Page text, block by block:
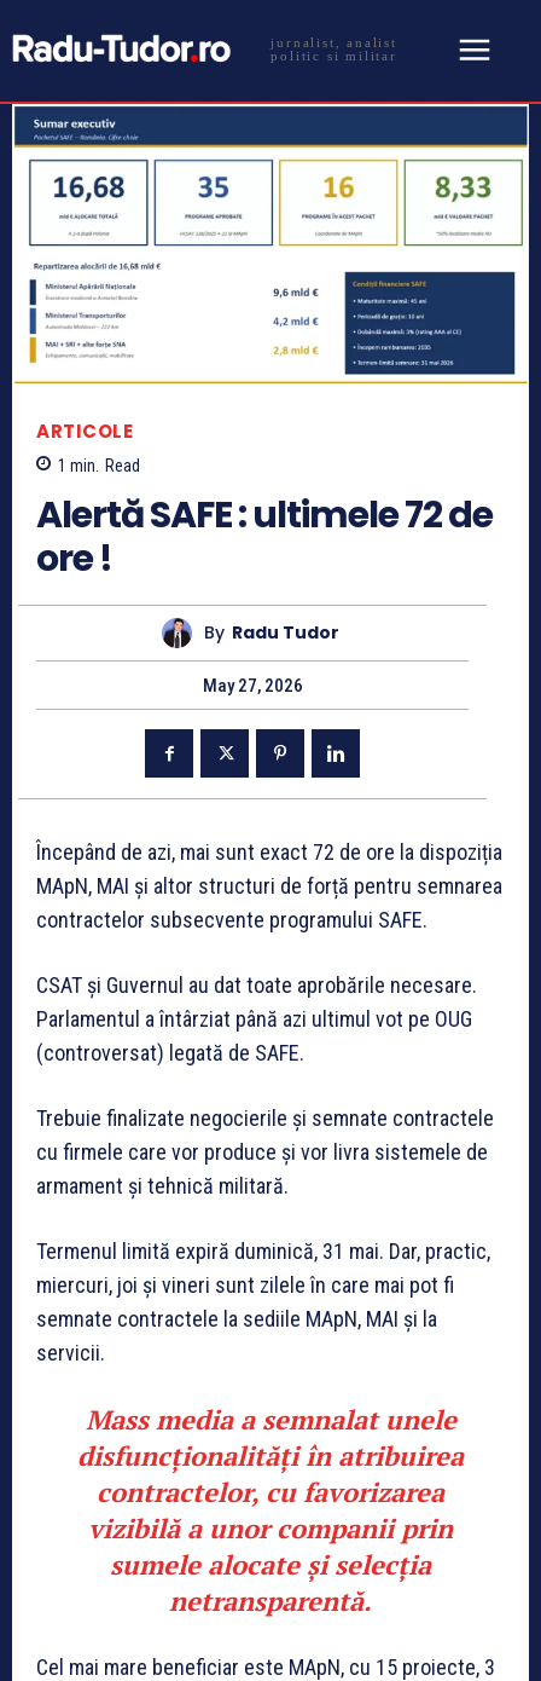
jurnalist, analist
politic si militar
ARTICOLE
1 min. Read
Alertă SAFE : ultimele 72 de
ore !
By Radu Tudor
May 27, 2026
Începând de azi, mai sunt exact 72 de ore la dispoziția
MApN, MAI și altor structuri de forță pentru semnarea
contractelor subsecvente programului SAFE.
CSAT și Guvernul au dat toate aprobările necesare.
Parlamentul a întârziat până azi ultimul vot pe OUG
(controversat) legată de SAFE.
Trebuie finalizate negocierile și semnate contractele
cu firmele care vor produce și vor livra sistemele de
armament și tehnică militară.
Termenul limită expiră duminică, 31 mai. Dar, practic,
miercuri, joi și vineri sunt zilele în care mai pot fi
semnate contractele la sediile MApN, MAI și la
servicii.
Mass media a semnalat unele
disfuncționalități în atribuirea
contractelor, cu favorizarea
vizibilă a unor companii prin
sumele alocate și selecția
netransparentă.
Cel mai mare beneficiar este MApN, cu 15 proiecte, 3